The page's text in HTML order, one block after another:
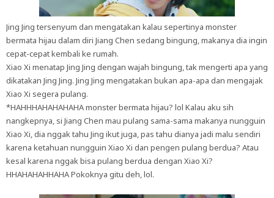
Jing Jing tersenyum dan mengatakan kalau sepertinya monster
bermata hijau dalam diri Jiang Chen sedang bingung, makanya dia ingin
cepat-cepat kembali ke rumah.
Xiao Xi menatap Jing Jing dengan wajah bingung, tak mengerti apa yang
dikatakan Jing Jing. Jing Jing mengatakan bukan apa-apa dan mengajak
Xiao Xi segera pulang.
*HAHHHAHAHAHAHA monster bermata hijau? lol Kalau aku sih
nangkepnya, si Jiang Chen mau pulang sama-sama makanya nungguin
Xiao Xi, dia nggak tahu Jing ikut juga, pas tahu dianya jadi malu sendiri
karena ketahuan nungguin Xiao Xi dan pengen pulang berdua? Atau
kesal karena nggak bisa pulang berdua dengan Xiao Xi?
HHAHAHAHHAHA Pokoknya gitu deh, lol.